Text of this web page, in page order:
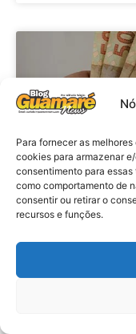
Para fornecer as
cookies para armazenar
consentimento para
como comportamento de
consentir ou retirar o
recursos e funções.
Economia:
de final 7
de julho